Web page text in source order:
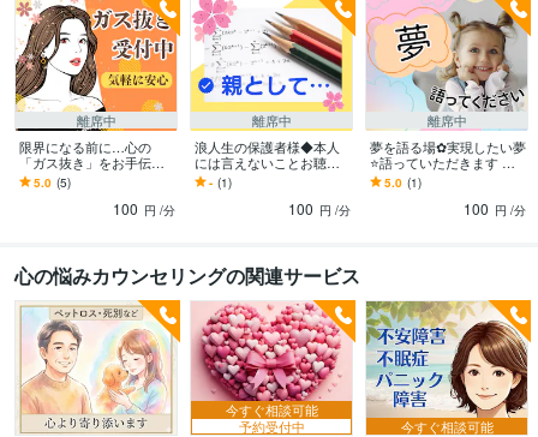
離席中
限界になる前に…心の
「ガス抜き」をお手伝い
します この職場変⁉理不
尽.忖度.偏見★張り詰めた
心は解放あるのみ！
5.0 (5)
100 円 /分
離席中
浪人生の保護者様◆本人
には言えないことお聴き
します /焦り/相談/悩み…
親ができることを一緒に
- (1)
100 円 /分
離席中
夢を語る場✿実現したい夢
⭐️語っていただきます 転
職♡起業♡副業♡資格♡
昇進♡野望♡留学♡構想
5.0 (1)
100 円 /分
心の悩みカウンセリングの関連サービス
今すぐ相談可能
予約受付中
今すぐ相談可能